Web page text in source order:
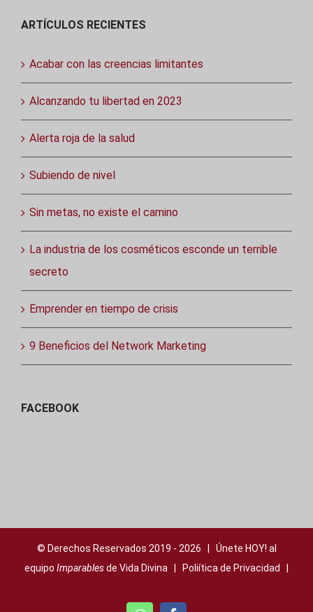
ARTÍCULOS RECIENTES
Acabar con las creencias limitantes
Alcanzando tu libertad en 2023
Alerta roja de la salud
Subiendo de nivel
Sin metas, no existe el camino
La industria de los cosméticos esconde un terrible
secreto
Emprender en tiempo de crisis
9 Beneficios del Network Marketing
FACEBOOK
© Derechos Reservados 2019 - 2026 | Únete HOY! al
equipo Imparablesde Vida Divina | Poliítica de Privacidad